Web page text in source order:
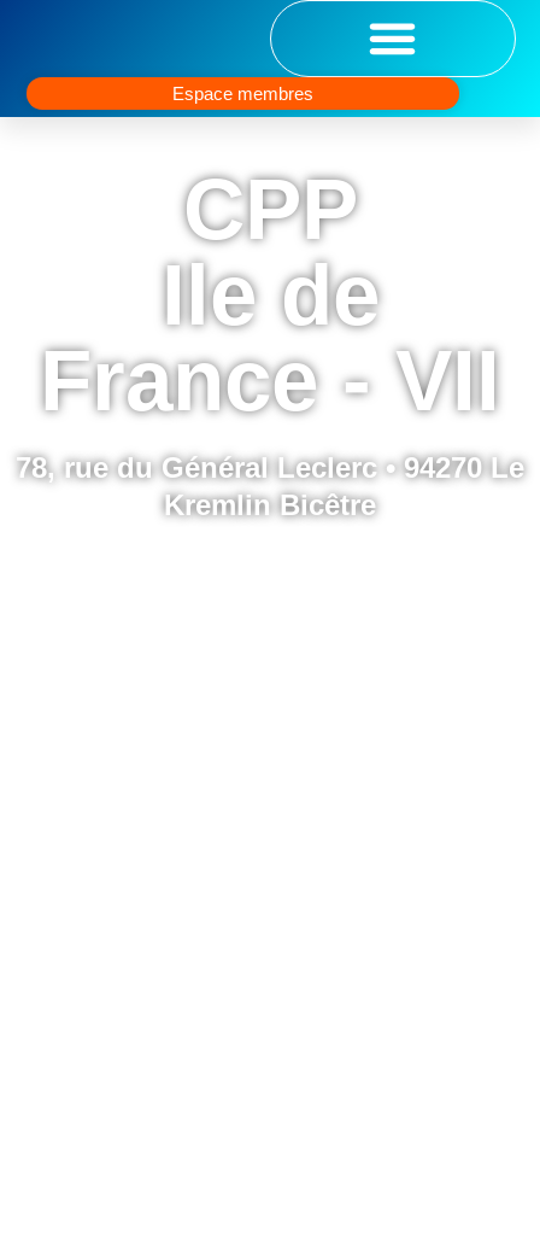
Espace membres
CPP
Ile de
France - VII
78, rue du Général Leclerc • 94270 Le
Kremlin Bicêtre